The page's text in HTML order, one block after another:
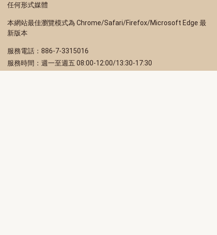
任何形式媒體
本網站最佳瀏覽模式為 Chrome/Safari/Firefox/Microsoft Edge 最
新版本
服務電話：886-7-3315016
服務時間：週一至週五 08:00-12:00/13:30-17:30